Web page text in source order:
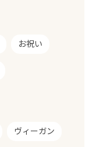
お祝い
ヴィーガン